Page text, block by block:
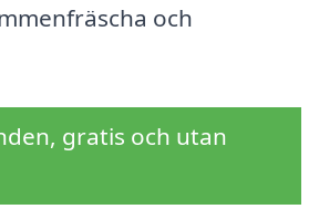
och
gratis och utan